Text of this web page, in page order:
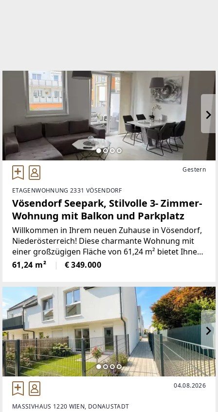
Gestern
ETAGENWOHNUNG 2331 VÖSENDORF
Vösendorf Seepark, Stilvolle 3- Zimmer-
Wohnung mit Balkon und Parkplatz
Willkommen in Ihrem neuen Zuhause in Vösendorf,
Niederösterreich! Diese charmante Wohnung mit
einer großzügigen Fläche von 61,24 m² bietet Ihnen
alles, was Sie für ein komfortables und modernes
Wohnen brauchen.Für 349.000,00 € erwerben Sie
61,24 m² € 349.000
04.08.2026
MASSIVHAUS 1220 WIEN, DONAUSTADT